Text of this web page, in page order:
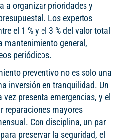
a organizar prioridades y
Los expertos
el 1 % y el 3 % del valor total
mantenimiento general,
periódicos.
preventivo no es solo una
inversión en tranquilidad. Un
presenta emergencias, y el
reparaciones mayores
Con disciplina, un par
preservar la seguridad, el